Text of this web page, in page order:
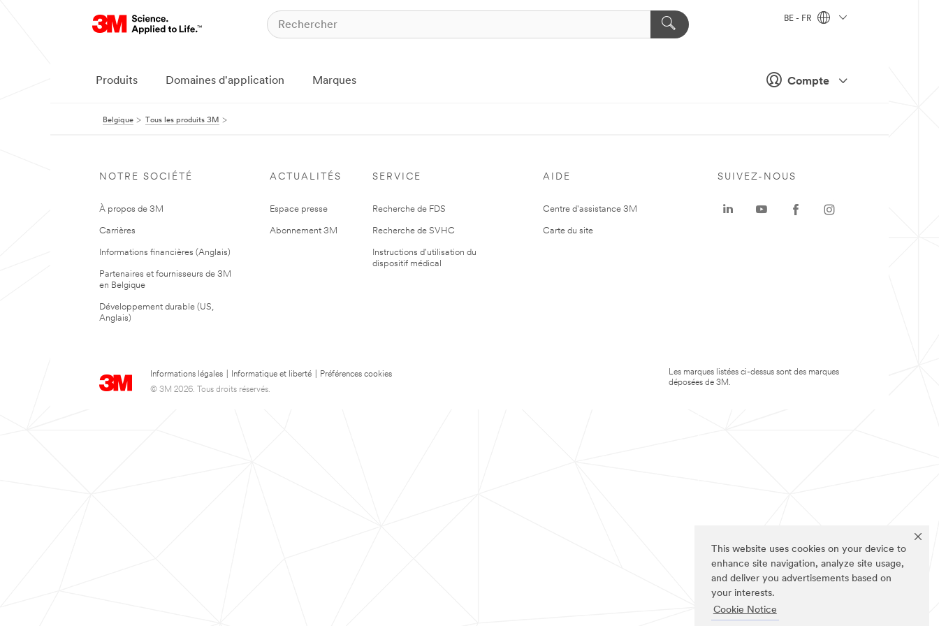
This website uses cookies on your device to
enhance site navigation, analyze site usage,
and deliver you advertisements based on
your interests.
Cookie Notice
Compte
BE - FR
Produits Domaines d'application Marques
Belgique Tous les produits 3M
NOTRE SOCIÉTÉ
À propos de 3M
Carrières
Informations financières (Anglais)
Partenaires et fournisseurs de 3M
en Belgique
Développement durable (US,
Anglais)
ACTUALITÉS
Espace presse
Abonnement 3M
SERVICE
Recherche de FDS
Recherche de SVHC
Instructions d'utilisation du
dispositif médical
AIDE
Centre d'assistance 3M
Carte du site
Informations légales Informatique et liberté
Préférences cookies
© 3M 2026. Tous droits réservés.
SUIVEZ-NOUS
Les marques listées ci-dessus sont des marques
déposées de 3M.